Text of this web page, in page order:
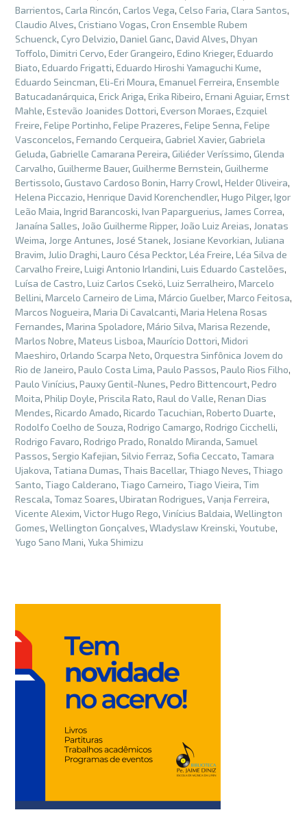
Barrientos, Carla Rincón, Carlos Vega, Celso Faria, Clara Santos,
Claudio Alves, Cristiano Vogas, Cron Ensemble Rubem
Schuenck, Cyro Delvizio, Daniel Ganc, David Alves, Dhyan
Toffolo, Dimitri Cervo, Eder Grangeiro, Edino Krieger, Eduardo
Biato, Eduardo Frigatti, Eduardo Hiroshi Yamaguchi Kume,
Eduardo Seincman, Eli-Eri Moura, Emanuel Ferreira, Ensemble
Batucadanárquica, Erick Ariga, Erika Ribeiro, Ernani Aguiar, Ernst
Mahle, Estevão Joanides Dottori, Everson Moraes, Ezquiel
Freire, Felipe Portinho, Felipe Prazeres, Felipe Senna, Felipe
Vasconcelos, Fernando Cerqueira, Gabriel Xavier, Gabriela
Geluda, Gabrielle Camarana Pereira, Giliéder Veríssimo, Glenda
Carvalho, Guilherme Bauer, Guilherme Bernstein, Guilherme
Bertissolo, Gustavo Cardoso Bonin, Harry Crowl, Helder Oliveira,
Helena Piccazio, Henrique David Korenchendler, Hugo Pilger, Igor
Leão Maia, Ingrid Barancoski, Ivan Paparguerius, James Correa,
Janaína Salles, João Guilherme Ripper, João Luiz Areias, Jonatas
Weima, Jorge Antunes, José Stanek, Josiane Kevorkian, Juliana
Bravim, Julio Draghi, Lauro Césa Pecktor, Léa Freire, Léa Silva de
Carvalho Freire, Luigi Antonio Irlandini, Luis Eduardo Castelões,
Luísa de Castro, Luiz Carlos Csekö, Luiz Serralheiro, Marcelo
Bellini, Marcelo Carneiro de Lima, Márcio Guelber, Marco Feitosa,
Marcos Nogueira, Maria Di Cavalcanti, Maria Helena Rosas
Fernandes, Marina Spoladore, Mário Silva, Marisa Rezende,
Marlos Nobre, Mateus Lisboa, Maurício Dottori, Midori
Maeshiro, Orlando Scarpa Neto, Orquestra Sinfônica Jovem do
Rio de Janeiro, Paulo Costa Lima, Paulo Passos, Paulo Rios Filho,
Paulo Vinícius, Pauxy Gentil-Nunes, Pedro Bittencourt, Pedro
Moita, Philip Doyle, Priscila Rato, Raul do Valle, Renan Dias
Mendes, Ricardo Amado, Ricardo Tacuchian, Roberto Duarte,
Rodolfo Coelho de Souza, Rodrigo Camargo, Rodrigo Cicchelli,
Rodrigo Favaro, Rodrigo Prado, Ronaldo Miranda, Samuel
Passos, Sergio Kafejian, Silvio Ferraz, Sofia Ceccato, Tamara
Ujakova, Tatiana Dumas, Thais Bacellar, Thiago Neves, Thiago
Santo, Tiago Calderano, Tiago Carneiro, Tiago Vieira, Tim
Rescala, Tomaz Soares, Ubiratan Rodrigues, Vanja Ferreira,
Vicente Alexim, Victor Hugo Rego, Vinícius Baldaia, Wellington
Gomes, Wellington Gonçalves, Wladyslaw Kreinski, Youtube,
Yugo Sano Mani, Yuka Shimizu